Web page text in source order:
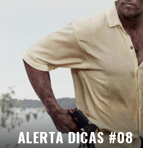
ALERTA DICAS #08